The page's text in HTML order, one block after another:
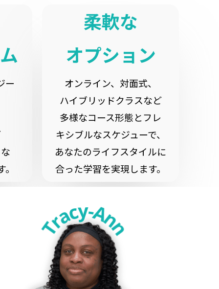
ー
柔軟な
オプション
オンライン、対面式、
ハイブリッドクラスなど
多様なコース形態とフレ
キシブルなスケジューで、
あなたのライフスタイルに
合った学習を実現します。